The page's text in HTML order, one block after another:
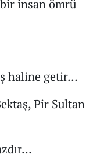
insan ömrü
haline getir…
Pir Sultan